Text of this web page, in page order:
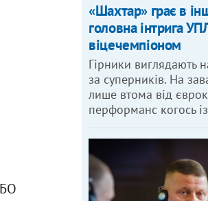
«Шахтар» грає в
головна інтрига
віцечемпіоном
Гірники виглядають
за суперників. На
лише втома від
перформанс когось